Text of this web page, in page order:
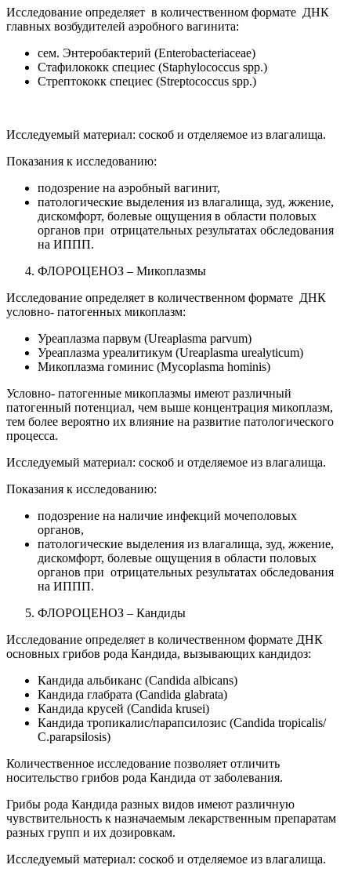
Исследование определяет в количественном формате ДНК
главных возбудителей аэробного вагинита:
сем. Энтеробактерий (Enterobacteriaceae)
Стафилококк специес (Staphylococcus spp.)
Стрептококк специес (Streptococcus spp.)
Исследуемый материал: соскоб и отделяемое из влагалища.
Показания к исследованию:
подозрение на аэробный вагинит,
патологические выделения из влагалища, зуд, жжение,
дискомфорт, болевые ощущения в области половых
органов при отрицательных результатах обследования
на ИППП.
ФЛОРОЦЕНОЗ – Микоплазмы
Исследование определяет в количественном формате ДНК
условно- патогенных микоплазм:
Уреаплазма парвум (Ureaplasma parvum)
Уреаплазма уреалитикум (Ureaplasma urealyticum)
Микоплазма гоминис (Mycoplasma hominis)
Условно- патогенные микоплазмы имеют различный
патогенный потенциал, чем выше концентрация микоплазм,
тем более вероятно их влияние на развитие патологического
процесса.
Исследуемый материал: соскоб и отделяемое из влагалища.
Показания к исследованию:
подозрение на наличие инфекций мочеполовых
органов,
патологические выделения из влагалища, зуд, жжение,
дискомфорт, болевые ощущения в области половых
органов при отрицательных результатах обследования
на ИППП.
ФЛОРОЦЕНОЗ – Кандиды
Исследование определяет в количественном формате ДНК
основных грибов рода Кандида, вызывающих кандидоз:
Кандида альбиканс (Candida albicans)
Кандида глабрата (Candida glabrata)
Кандида крусей (Candida krusei)
Кандида тропикалис/парапсилозис (Candida tropicalis/
C.parapsilosis)
Количественное исследование позволяет отличить
носительство грибов рода Кандида от заболевания.
Грибы рода Кандида разных видов имеют различную
чувствительность к назначаемым лекарственным препаратам
разных групп и их дозировкам.
Исследуемый материал: соскоб и отделяемое из влагалища.